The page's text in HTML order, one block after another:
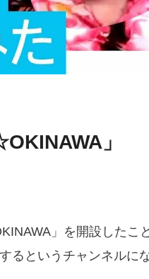
」
」を開設したこ
るというチャンネルに